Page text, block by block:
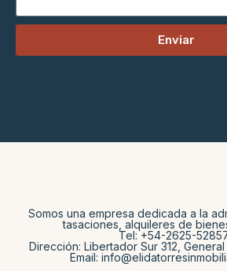
Enviar
Somos una empresa dedicada a la
tasaciones, alquileres de
Tel: +54-2625-
Dirección: Libertador Sur 312,
Email: